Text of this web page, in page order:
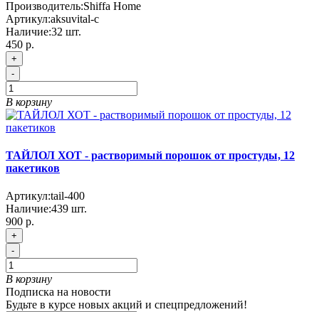
Производитель:Shiffa Home
Артикул:aksuvital-c
Наличие:32 шт.
450 р.
+
-
В корзину
ТАЙЛОЛ ХОТ - растворимый порошок от простуды, 12
пакетиков
Артикул:tail-400
Наличие:439 шт.
900 р.
+
-
В корзину
Подписка на новости
Будьте в курсе новых акций и спецпредложений!